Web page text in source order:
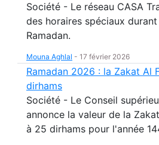
Société - Le réseau CASA
des horaires spéciaux
Ramadan.
Mouna Aghlal - 17 février 2026
Ramadan 2026 : la Zakat Al
dirhams
Société - Le Conseil
annonce la valeur de la
à 25 dirhams pour l'année